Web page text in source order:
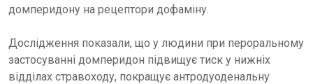
домперидону на рецептори дофаміну.
Дослідження показали, що у людини при пероральному
застосуванні домперидон підвищує тиск у нижніх
відділах стравоходу, покращує антродуоденальну